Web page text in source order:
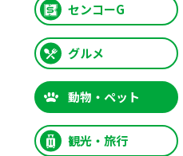
センコーG
グルメ
動物・ペット
観光・旅行